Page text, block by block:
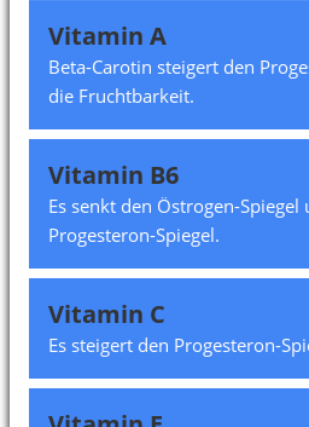
Vitamin A
Beta-Carotin steigert den
die Fruchtbarkeit.
Vitamin B6
Es senkt den Östrogen-
Progesteron-Spiegel.
Vitamin C
Es steigert den Progesteron-